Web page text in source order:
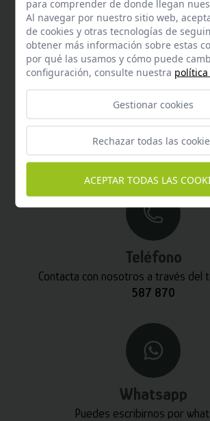
Contacta con nosotros vía
Teléfono
Contacta con nosotros a través del
587 870
Whatsapp
Puedes escribirnos por
para comprender de donde llegan
Al navegar por nuestro sitio web,
de cookies y otras tecnologías de
obtener más información sobre estas
por qué las usamos y cómo puede
configuración, consulte nuestra política
Gestionar cookies
Rechazar todas las
ACEPTAR TODAS LAS